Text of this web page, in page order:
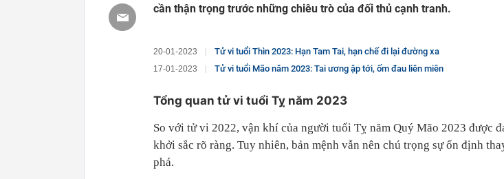
cần thận trọng trước những chiêu trò của đối thủ cạnh tranh.
20-01-2023 Tử vi tuổi Thìn 2023: Hạn Tam Tai, hạn chế đi lại đường xa
17-01-2023 Tử vi tuổi Mão năm 2023: Tai ương ập tới, ốm đau liên miên
Tổng quan tử vi tuổi Tỵ năm 2023
So với tử vi 2022, vận khí của người tuổi Tỵ năm Quý Mão 2023 được
khởi sắc rõ ràng. Tuy nhiên, bản mệnh vẫn nên chú trọng sự ổn định
phá.